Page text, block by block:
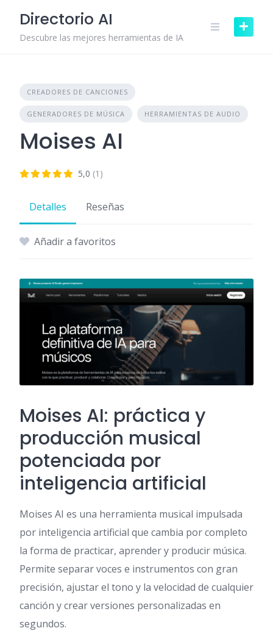
content
Directorio AI
Descubre las mejores herramientas de IA
CREADORES DE CANCIONES
GENERADORES DE MÚSICA HERRAMIENTAS DE AUDIO
Moises AI
5,0 (1)
Detalles Reseñas
Añadir a favoritos
Moises AI: práctica y
producción musical
potenciada por
inteligencia artificial
Moises AI es una herramienta musical impulsada
por inteligencia artificial que cambia por completo
la forma de practicar, aprender y producir música.
Permite separar voces e instrumentos con gran
precisión, ajustar el tono y la velocidad de cualquier
canción y crear versiones personalizadas en
segundos.